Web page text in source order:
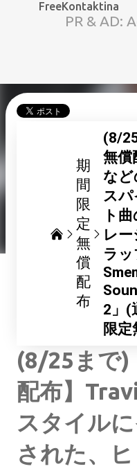
スキップしてメ
FreeKontaktina
PR & AD:
期
間
限
定
無
償
配
布
(8/
無償
な
スパ
ト
レ
ラ
2」(
限定
(8/25まで)
配布】
スタイル
された、